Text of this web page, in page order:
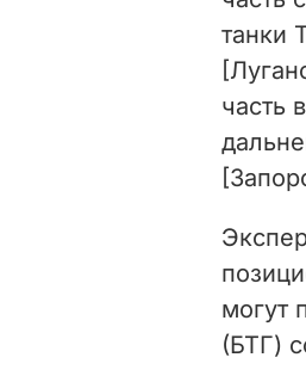
танки
часть
могут
(БТГ)